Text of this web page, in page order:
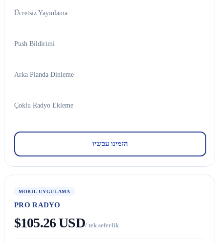
Ücretsiz Yayınlama
Push Bildirimi
Arka Planda Dinleme
Çoklu Radyo Ekleme
הזמינו עכשיו
MOBIL UYGULAMA
PRO RADYO
$105.26 USD/ tek seferlik